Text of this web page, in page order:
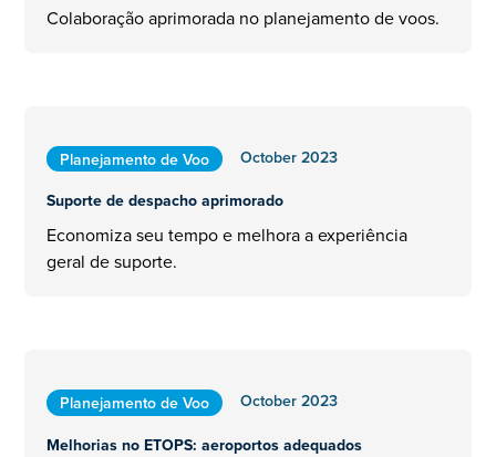
Colaboração aprimorada no planejamento de voos.
Planejamento de Voo
October 2023
Suporte de despacho aprimorado
Economiza seu tempo e melhora a experiência
geral de suporte.
Planejamento de Voo
October 2023
Melhorias no ETOPS: aeroportos adequados